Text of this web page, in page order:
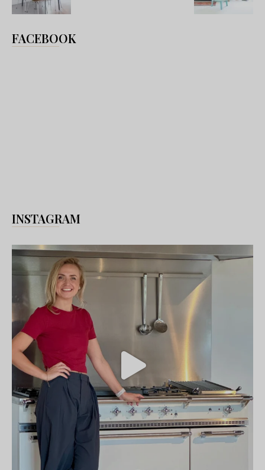
FACEBOOK
INSTAGRAM